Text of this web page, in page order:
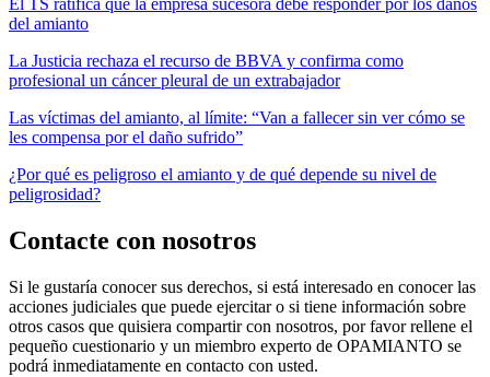
El TS ratifica que la empresa sucesora debe responder por los daños
del amianto
La Justicia rechaza el recurso de BBVA y confirma como
profesional un cáncer pleural de un extrabajador
Las víctimas del amianto, al límite: “Van a fallecer sin ver cómo se
les compensa por el daño sufrido”
¿Por qué es peligroso el amianto y de qué depende su nivel de
peligrosidad?
Contacte con nosotros
Si le gustaría conocer sus derechos, si está interesado en conocer las
acciones judiciales que puede ejercitar o si tiene información sobre
otros casos que quisiera compartir con nosotros, por favor rellene el
pequeño cuestionario y un miembro experto de OPAMIANTO se
podrá inmediatamente en contacto con usted.